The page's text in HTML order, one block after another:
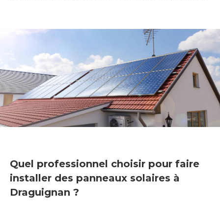
Quel professionnel choisir pour faire
installer des panneaux solaires à
Draguignan ?